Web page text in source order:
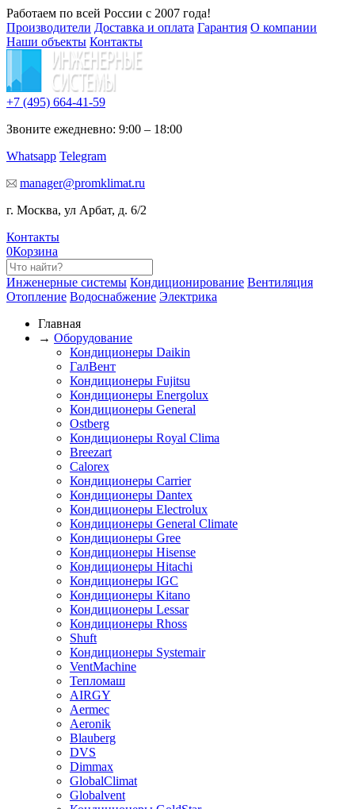
Работаем по всей России с 2007 года!
Производители Доставка и оплата Гарантия О компании
Наши объекты Контакты
+7 (495) 664-41-59
Звоните ежедневно: 9:00 – 18:00
Whatsapp Telegram
manager@promklimat.ru
г. Москва, ул Арбат, д. 6/2
Контакты
0Корзина
Инженерные системы Кондиционирование Вентиляция
Отопление Водоснабжение Электрика
Главная
→ Оборудование
Кондиционеры Daikin
ГалВент
Кондиционеры Fujitsu
Кондиционеры Energolux
Кондиционеры General
Ostberg
Кондиционеры Royal Clima
Breezart
Calorex
Кондиционеры Carrier
Кондиционеры Dantex
Кондиционеры Electrolux
Кондиционеры General Climate
Кондиционеры Gree
Кондиционеры Hisense
Кондиционеры Hitachi
Кондиционеры IGC
Кондиционеры Kitano
Кондиционеры Lessar
Кондиционеры Rhoss
Shuft
Кондиционеры Systemair
VentMachine
Тепломаш
AIRGY
Aermec
Aeronik
Blauberg
DVS
Dimmax
GlobalClimat
Globalvent